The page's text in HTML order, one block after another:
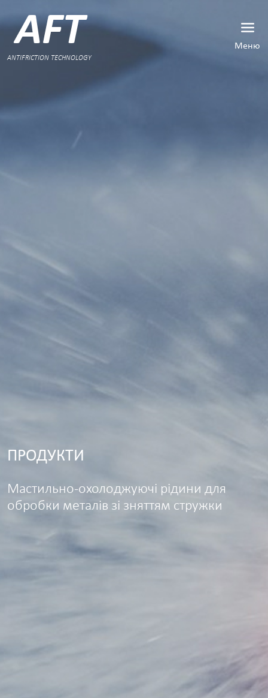
AFT
ANTIFRICTION TECHNOLOGY
Меню
ПРОДУКТИ
Мастильно-охолоджуючі рідини для
обробки металів зі зняттям стружки